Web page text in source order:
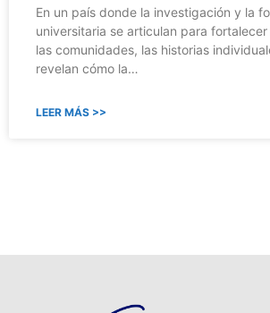
En un país donde la investigación y la
universitaria se articulan para
las comunidades, las historias
revelan cómo la…
LEER MÁS >>